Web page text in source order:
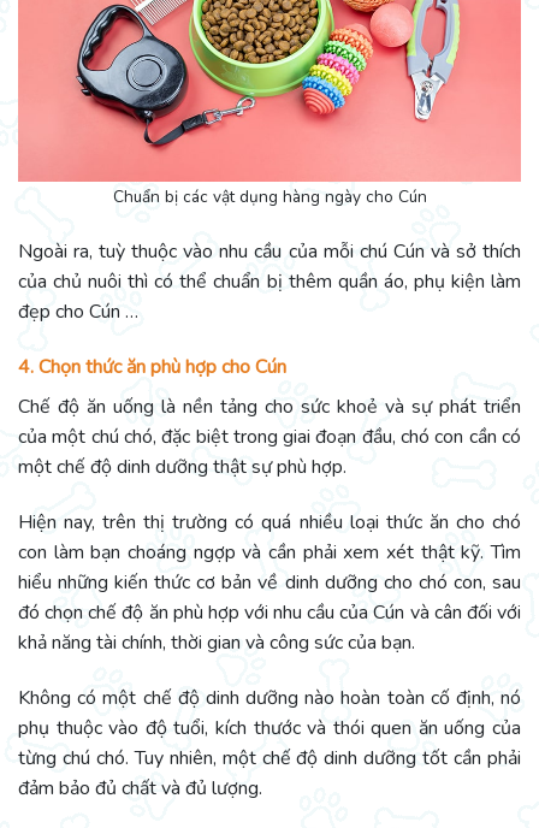
Chuẩn bị các vật dụng hàng ngày cho Cún
Ngoài ra, tuỳ thuộc vào nhu cầu của mỗi chú Cún và sở thích
của chủ nuôi thì có thể chuẩn bị thêm quần áo, phụ kiện làm
đẹp cho Cún …
4. Chọn thức ăn phù hợp cho Cún
Chế độ ăn uống là nền tảng cho sức khoẻ và sự phát triển
của một chú chó, đặc biệt trong giai đoạn đầu, chó con cần có
một chế độ dinh dưỡng thật sự phù hợp.
Hiện nay, trên thị trường có quá nhiều loại thức ăn cho chó
con làm bạn choáng ngợp và cần phải xem xét thật kỹ. Tìm
hiểu những kiến thức cơ bản về dinh dưỡng cho chó con, sau
đó chọn chế độ ăn phù hợp với nhu cầu của Cún và cân đối với
khả năng tài chính, thời gian và công sức của bạn.
Không có một chế độ dinh dưỡng nào hoàn toàn cố định, nó
phụ thuộc vào độ tuổi, kích thước và thói quen ăn uống của
từng chú chó. Tuy nhiên, một chế độ dinh dưỡng tốt cần phải
đảm bảo đủ chất và đủ lượng.